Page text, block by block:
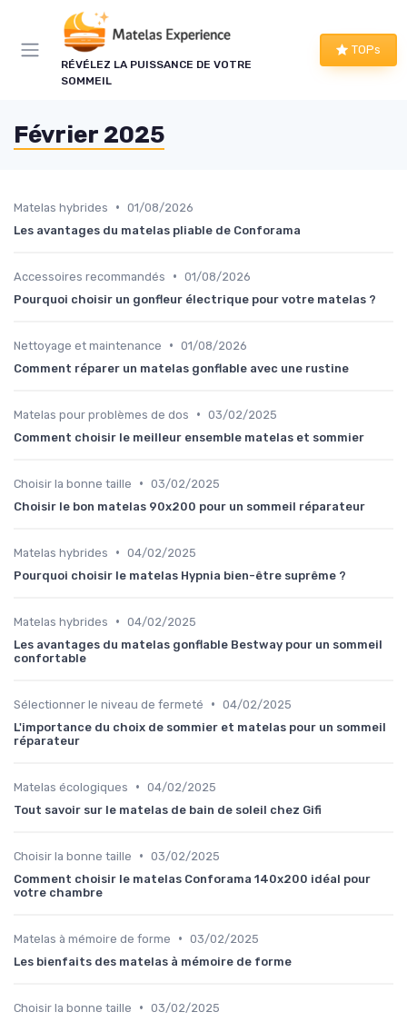
RÉVÉLEZ LA PUISSANCE DE VOTRE
SOMMEIL
TOPs
Février 2025
Matelas hybrides • 01/08/2026
Les avantages du matelas pliable de Conforama
Accessoires recommandés • 01/08/2026
Pourquoi choisir un gonfleur électrique pour votre matelas ?
Nettoyage et maintenance • 01/08/2026
Comment réparer un matelas gonflable avec une rustine
Matelas pour problèmes de dos • 03/02/2025
Comment choisir le meilleur ensemble matelas et sommier
Choisir la bonne taille • 03/02/2025
Choisir le bon matelas 90x200 pour un sommeil réparateur
Matelas hybrides • 04/02/2025
Pourquoi choisir le matelas Hypnia bien-être suprême ?
Matelas hybrides • 04/02/2025
Les avantages du matelas gonflable Bestway pour un sommeil
confortable
Sélectionner le niveau de fermeté • 04/02/2025
L'importance du choix de sommier et matelas pour un sommeil
réparateur
Matelas écologiques • 04/02/2025
Tout savoir sur le matelas de bain de soleil chez Gifi
Choisir la bonne taille • 03/02/2025
Comment choisir le matelas Conforama 140x200 idéal pour
votre chambre
Matelas à mémoire de forme • 03/02/2025
Les bienfaits des matelas à mémoire de forme
Choisir la bonne taille • 03/02/2025
Panneau de gestion des cookies